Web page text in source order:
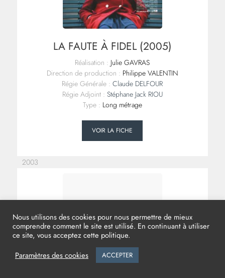
LA FAUTE À FIDEL (2005)
Réalisation : Julie GAVRAS
Direction de production : Philippe VALENTIN
Régie Générale : Claude DELFOUR
Régie Adjoint : Stéphane Jack RIOU
Type : Long métrage
VOIR LA FICHE
2003
Nous utilisons des cookies pour nous permettre de mieux
comprendre comment le site est utilisé. En continuant à utiliser
ce site, vous acceptez cette politique.
Paramètres des cookies
ACCEPTER